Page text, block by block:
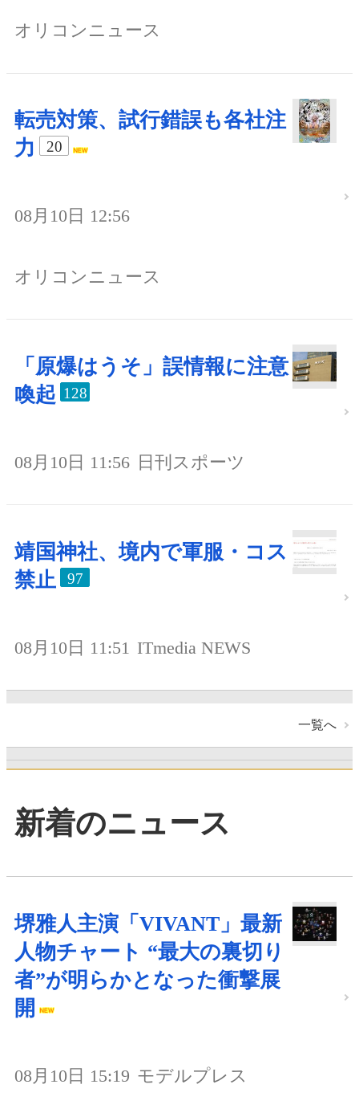
オリコンニュース
転売対策、試行錯誤も各社注
力
20
08月10日 12:56
オリコンニュース
「原爆はうそ」誤情報に注意
喚起 128
08月10日 11:56 日刊スポーツ
靖国神社、境内で軍服・コス
禁止
97
08月10日 11:51 ITmedia NEWS
一覧へ
新着のニュース
堺雅人主演「VIVANT」最新
人物チャート “最大の裏切り
者”が明らかとなった衝撃展
開
08月10日 15:19 モデルプレス